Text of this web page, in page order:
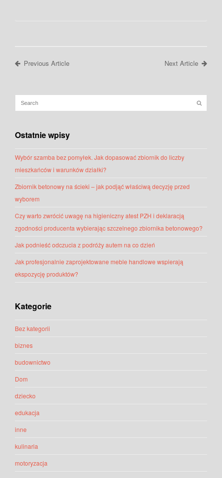
Previous Article Next Article
Ostatnie wpisy
Wybór szamba bez pomyłek. Jak dopasować zbiornik do liczby
mieszkańców i warunków działki?
Zbiornik betonowy na ścieki – jak podjąć właściwą decyzję przed
wyborem
Czy warto zwrócić uwagę na higieniczny atest PZH i deklaracją
zgodności producenta wybierając szczelnego zbiornika betonowego?
Jak podnieść odczucia z podróży autem na co dzień
Jak profesjonalnie zaprojektowane meble handlowe wspierają
ekspozycję produktów?
Kategorie
Bez kategorii
biznes
budownictwo
Dom
dziecko
edukacja
inne
kulinaria
motoryzacja